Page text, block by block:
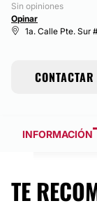
Sin opiniones
Opinar
1a. Calle Pte. Sur
CONTACTAR
INFORMACIÓN
TE